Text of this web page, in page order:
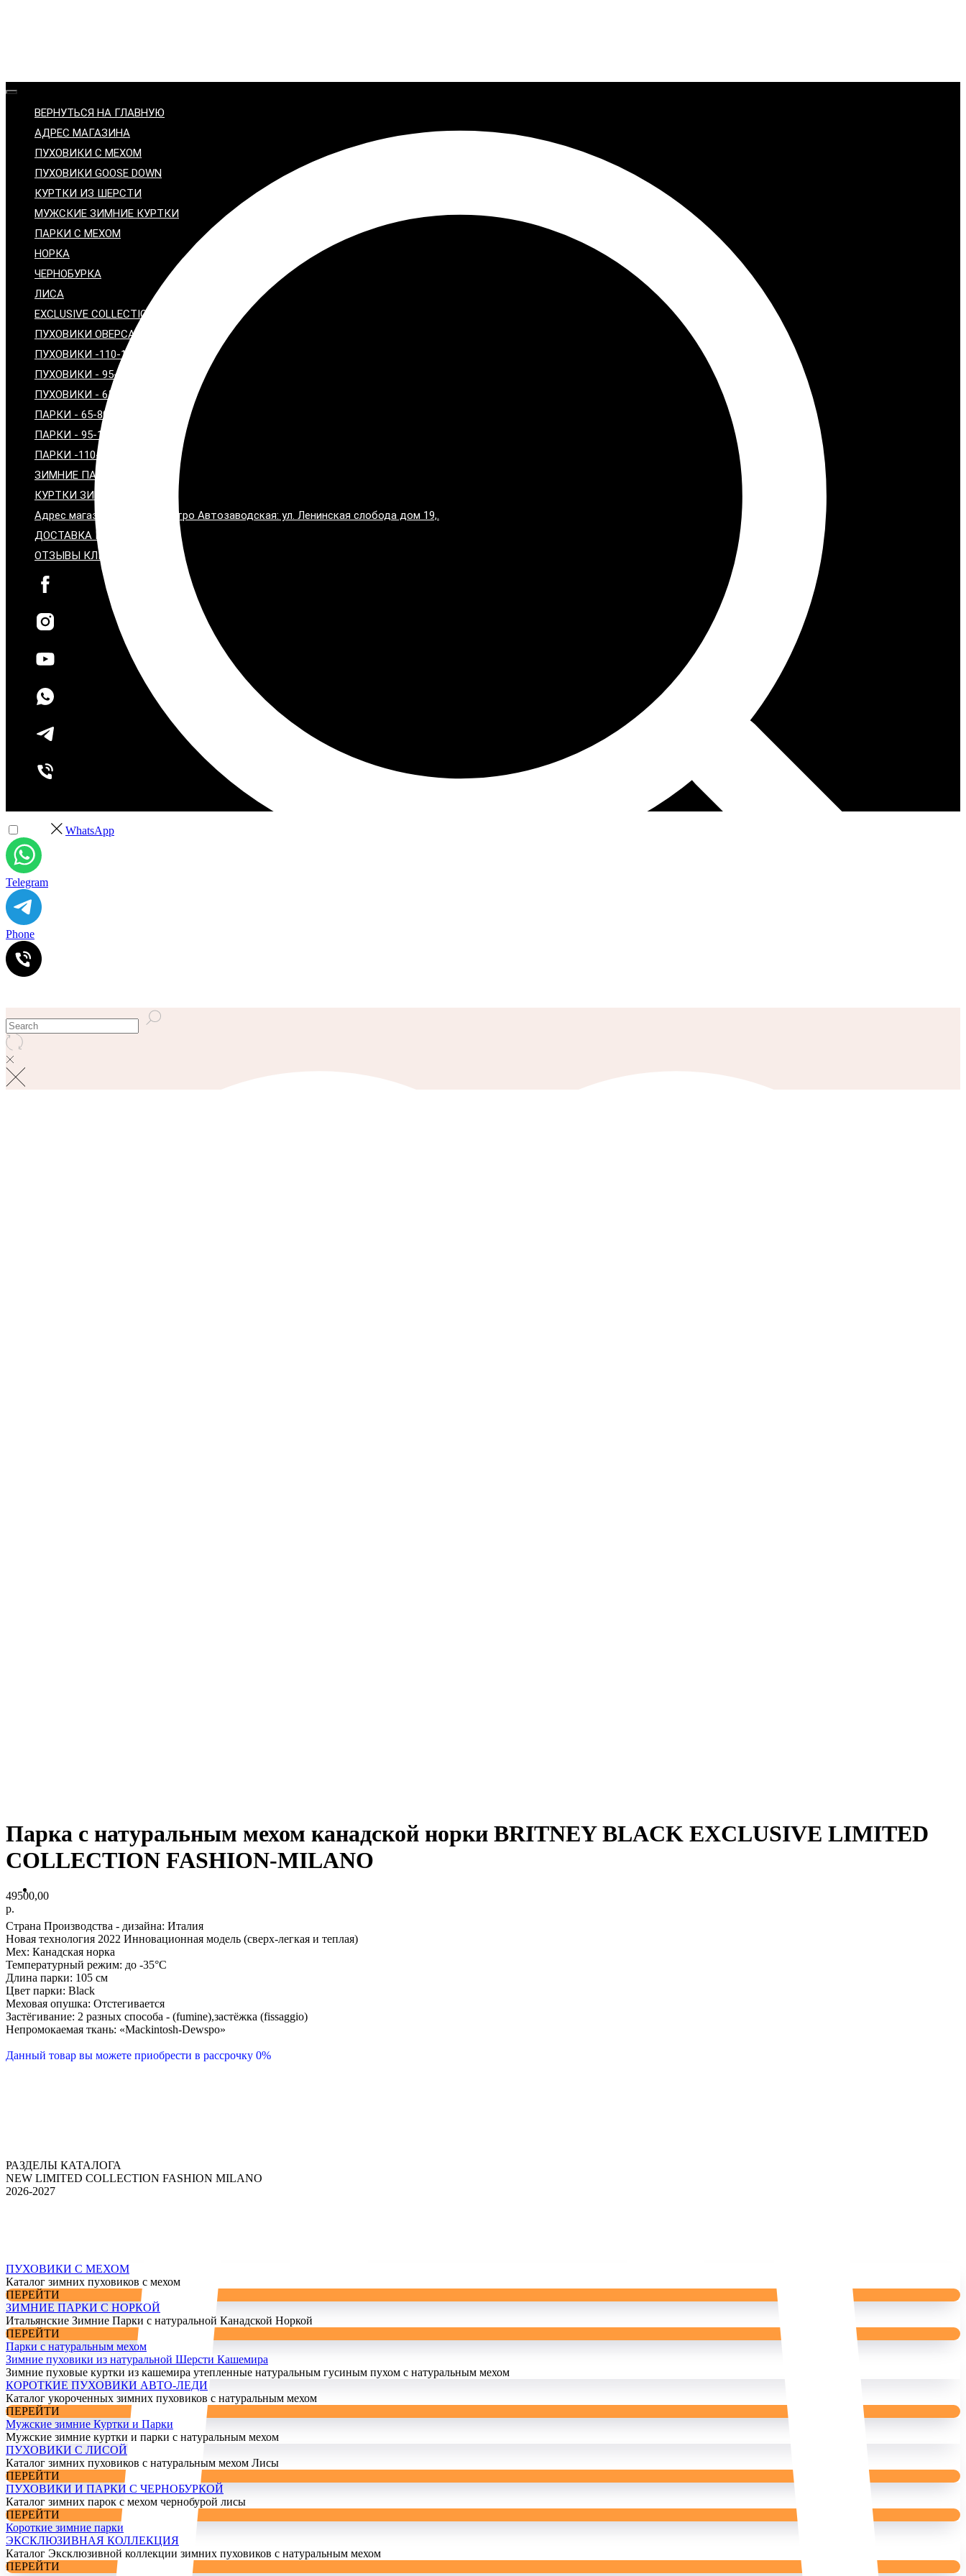
ВЕРНУТЬСЯ НА ГЛАВНУЮ
АДРЕС МАГАЗИНА
ПУХОВИКИ С МЕХОМ
ПУХОВИКИ GOOSE DOWN
КУРТКИ ИЗ ШЕРСТИ
МУЖСКИЕ ЗИМНИЕ КУРТКИ
ПАРКИ С МЕХОМ
НОРКА
ЧЕРНОБУРКА
ЛИСА
EXCLUSIVE COLLECTION
ПУХОВИКИ ОВЕРСАЙЗ
ПУХОВИКИ -110-120 см
ПУХОВИКИ - 95-100 см
ПУХОВИКИ - 65-80 см
ПАРКИ - 65-80 СМ
ПАРКИ - 95-100 СМ
ПАРКИ -110-115 СМ
ЗИМНИЕ ПАЛЬТО С МЕХОМ
КУРТКИ ЗИМНИЕ С МЕХОМ
Адрес магазина: Москва, метро Автозаводская: ул. Ленинская слобода дом 19,.
ДОСТАВКА И ОПЛАТА
ОТЗЫВЫ КЛИЕНТОВ
WhatsApp
Telegram
Phone
Парка с натуральным мехом канадской норки BRITNEY BLACK EXCLUSIVE LIMITED
COLLECTION FASHION-MILANO
49500,00
р.
Страна Производства - дизайна: Италия
Новая технология 2022 Инновационная модель (сверх-легкая и теплая)
Мех: Канадская норка
Температурный режим: до -35°С
Длина парки: 105 см
Цвет парки: Black
Меховая опушка: Отстегивается
Застёгивание: 2 разных способа - (fumine),застёжка (fissaggio)
Непромокаемая ткань: «Mackintosh-Dewspo»
Данный товар вы можете приобрести в рассрочку 0%
РАЗДЕЛЫ КАТАЛОГА
NEW LIMITED COLLECTION FASHION MILANO
2026-2027
ПУХОВИКИ С МЕХОМ
Каталог зимних пуховиков с мехом
ПЕРЕЙТИ
ЗИМНИЕ ПАРКИ С НОРКОЙ
Итальянские Зимние Парки с натуральной Канадской Норкой
ПЕРЕЙТИ
Парки с натуральным мехом
Зимние пуховики из натуральной Шерсти Кашемира
Зимние пуховые куртки из кашемира утепленные натуральным гусиным пухом с натуральным мехом
КОРОТКИЕ ПУХОВИКИ АВТО-ЛЕДИ
Каталог укороченных зимних пуховиков с натуральным мехом
ПЕРЕЙТИ
Мужские зимние Куртки и Парки
Мужские зимние куртки и парки с натуральным мехом
ПУХОВИКИ С ЛИСОЙ
Каталог зимних пуховиков с натуральным мехом Лисы
ПЕРЕЙТИ
ПУХОВИКИ И ПАРКИ С ЧЕРНОБУРКОЙ
Каталог зимних парок с мехом чернобурой лисы
ПЕРЕЙТИ
Короткие зимние парки
ЭКСКЛЮЗИВНАЯ КОЛЛЕКЦИЯ
Каталог Эксклюзивной коллекции зимних пуховиков с натуральным мехом
ПЕРЕЙТИ